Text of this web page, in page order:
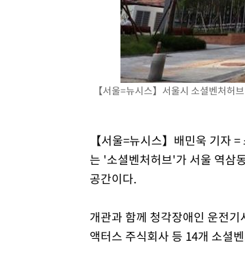
【서울=뉴시스】서울시 소셜벤처
【서울=뉴시스】배민욱 기자
는 '소셜벤처허브'가 서울 역삼
공간이다.
개관과 함께 청각장애인 운전
액터스 주식회사 등 14개 소셜